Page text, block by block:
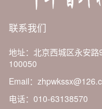
联系我们
地址：北京西城区永安
100050
Email：
电话：010-63138570